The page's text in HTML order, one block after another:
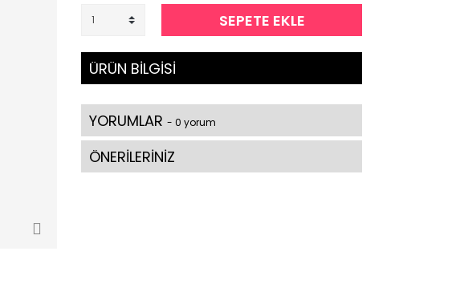
SEPETE EKLE
ÜRÜN BİLGİSİ
YORUMLAR - 0 yorum
ÖNERİLERİNİZ